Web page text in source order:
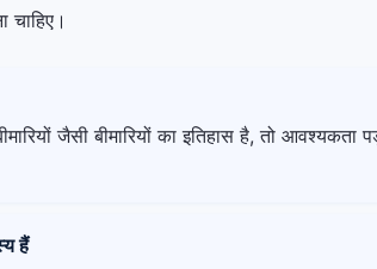
चाहिए।
जैसी बीमारियों का इतिहास है, तो
हैं